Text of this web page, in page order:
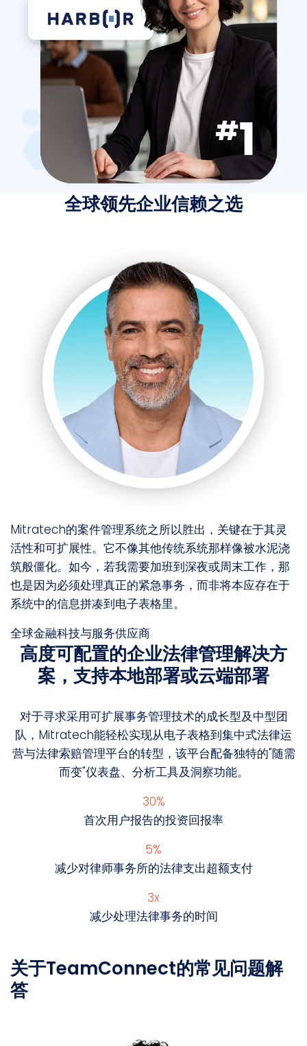
全球领先企业信赖之选
Mitratech的案件管理系统之所以胜出，关键在于其灵
活性和可扩展性。它不像其他传统系统那样像被水泥浇
筑般僵化。如今，若我需要加班到深夜或周末工作，那
也是因为必须处理真正的紧急事务，而非将本应存在于
系统中的信息拼凑到电子表格里。
全球金融科技与服务供应商
高度可配置的企业法律管理解决方
案，支持本地部署或云端部署
对于寻求采用可扩展事务管理技术的成长型及中型团
队，Mitratech能轻松实现从电子表格到集中式法律运
营与法律索赔管理平台的转型，该平台配备独特的"随需
而变"仪表盘、分析工具及洞察功能。
30%
首次用户报告的投资回报率
5%
减少对律师事务所的法律支出超额支付
3x
减少处理法律事务的时间
关于TeamConnect的常见问题解
答